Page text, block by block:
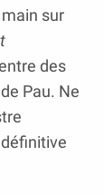
sur
des
Pau. Ne